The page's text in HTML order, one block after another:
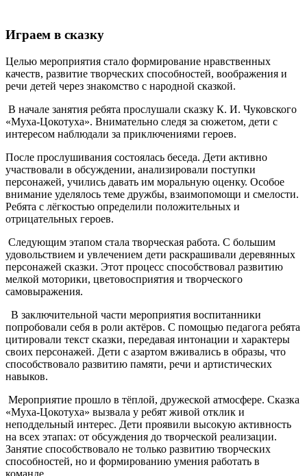
Играем в сказку
Целью мероприятия стало формирование нравственных
качеств, развитие творческих способностей, воображения и
речи детей через знакомство с народной сказкой.
В начале занятия ребята прослушали сказку К. И. Чуковского
«Муха-Цокотуха». Внимательно следя за сюжетом, дети с
интересом наблюдали за приключениями героев.
После прослушивания состоялась беседа. Дети активно
участвовали в обсуждении, анализировали поступки
персонажей, учились давать им моральную оценку. Особое
внимание уделялось теме дружбы, взаимопомощи и смелости.
Ребята с лёгкостью определили положительных и
отрицательных героев.
Следующим этапом стала творческая работа. С большим
удовольствием и увлечением дети раскрашивали деревянных
персонажей сказки. Этот процесс способствовал развитию
мелкой моторики, цветовосприятия и творческого
самовыражения.
В заключительной части мероприятия воспитанники
попробовали себя в роли актёров. С помощью педагога ребята
цитировали текст сказки, передавая интонации и характеры
своих персонажей. Дети с азартом вживались в образы, что
способствовало развитию памяти, речи и артистических
навыков.
Мероприятие прошло в тёплой, дружеской атмосфере. Сказка
«Муха-Цокотуха» вызвала у ребят живой отклик и
неподдельный интерес. Дети проявили высокую активность
на всех этапах: от обсуждения до творческой реализации.
Занятие способствовало не только развитию творческих
способностей, но и формированию умения работать в
команде.